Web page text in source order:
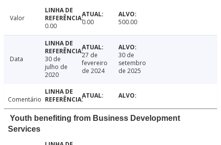
Valor
0.00
0.00 500.00
Data
30 de
julho de
2020
27 de
fevereiro
de 2024
30 de
setembro
de 2025
Comentário
Youth benefiting from Business Development
Services